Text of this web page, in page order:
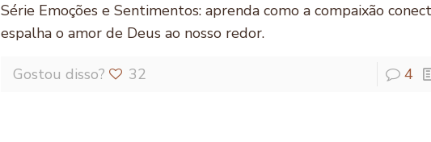
Série Emoções e Sentimentos: aprenda como a compaixão
espalha o amor de Deus ao nosso redor.
Gostou disso? 32 4